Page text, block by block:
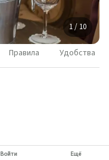
1 / 10
Правила Удобства
Войти Ещё